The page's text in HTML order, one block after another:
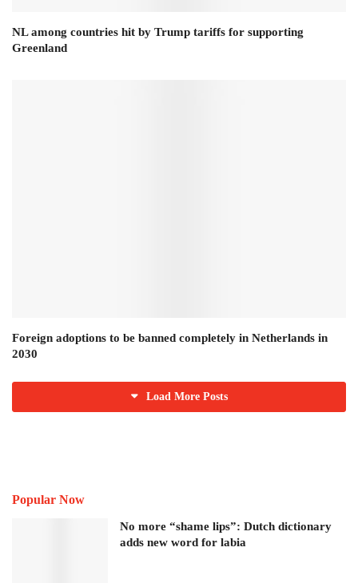
NL among countries hit by Trump tariffs for supporting
Greenland
Foreign adoptions to be banned completely in Netherlands in
2030
Load More Posts
Popular Now
No more “shame lips”: Dutch dictionary
adds new word for labia